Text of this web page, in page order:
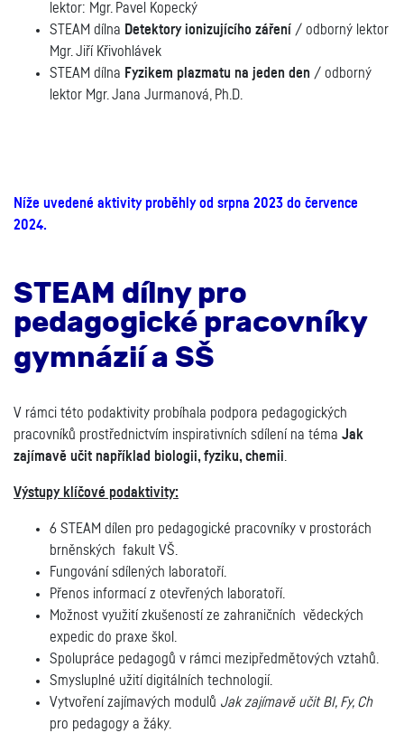
lektor: Mgr. Pavel Kopecký
STEAM dílna Detektory ionizujícího záření / odborný lektor
Mgr. Jiří Křivohlávek
STEAM dílna Fyzikem plazmatu na jeden den / odborný
lektor Mgr. Jana Jurmanová, Ph.D.
Níže uvedené aktivity proběhly od srpna 2023 do července
2024.
STEAM dílny pro
pedagogické pracovníky
gymnázií a SŠ
V rámci této podaktivity probíhala podpora pedagogických
pracovníků prostřednictvím inspirativních sdílení na téma Jak
zajímavě učit například biologii, fyziku, chemii.
Výstupy klíčové podaktivity:
6 STEAM dílen pro pedagogické pracovníky v prostorách
brněnských fakult VŠ.
Fungování sdílených laboratoří.
Přenos informací z otevřených laboratoří.
Možnost využití zkušeností ze zahraničních vědeckých
expedic do praxe škol.
Spolupráce pedagogů v rámci mezipředmětových vztahů.
Smysluplné užití digitálních technologií.
Vytvoření zajímavých modulů Jak zajímavě učit BI, Fy, Ch
pro pedagogy a žáky.